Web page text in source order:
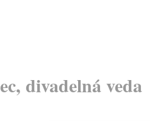
divadelná veda